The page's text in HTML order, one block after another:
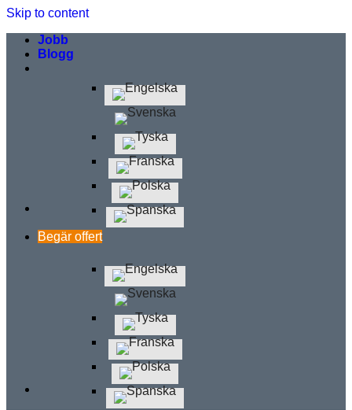
Skip to content
Jobb
Blogg
Begär offert